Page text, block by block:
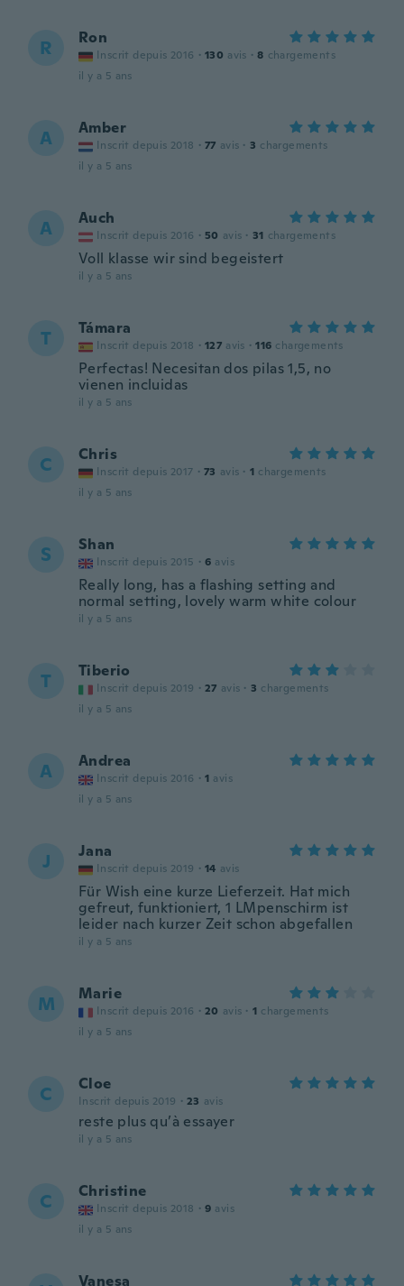
R Ron
Inscrit depuis 2016 · 130 avis · 8 chargements
il y a 5 ans
A Amber
Inscrit depuis 2018 · 77 avis · 3 chargements
il y a 5 ans
A Auch
Inscrit depuis 2016 · 50 avis · 31 chargements
Voll klasse wir sind begeistert
il y a 5 ans
T Támara
Inscrit depuis 2018 · 127 avis · 116 chargements
Perfectas! Necesitan dos pilas 1,5, no
vienen incluidas
il y a 5 ans
C Chris
Inscrit depuis 2017 · 73 avis · 1 chargements
il y a 5 ans
S Shan
Inscrit depuis 2015 · 6 avis
Really long, has a flashing setting and
normal setting, lovely warm white colour
il y a 5 ans
T Tiberio
Inscrit depuis 2019 · 27 avis · 3 chargements
il y a 5 ans
A Andrea
Inscrit depuis 2016 · 1 avis
il y a 5 ans
J Jana
Inscrit depuis 2019 · 14 avis
Für Wish eine kurze Lieferzeit. Hat mich
gefreut, funktioniert, 1 LMpenschirm ist
leider nach kurzer Zeit schon abgefallen
il y a 5 ans
M Marie
Inscrit depuis 2016 · 20 avis · 1 chargements
il y a 5 ans
C Cloe
Inscrit depuis 2019 · 23 avis
reste plus qu’à essayer
il y a 5 ans
C Christine
Inscrit depuis 2018 · 9 avis
il y a 5 ans
Vanesa